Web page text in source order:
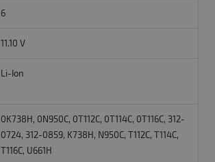
6
11.10 V
Li-Ion
0K738H, 0N950C, 0T112C, 0T114C, 0T116C, 312-
0724, 312-0859, K738H, N950C, T112C, T114C,
T116C, U661H